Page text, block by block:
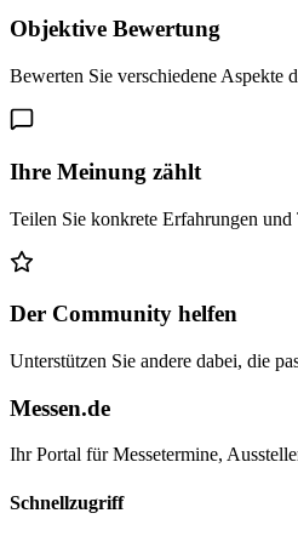
Objektive Bewertung
Bewerten Sie verschiedene Aspekte
Ihre Meinung zählt
Teilen Sie konkrete Erfahrungen
Der Community helfen
Unterstützen Sie andere dabei, die
Messen.de
Ihr Portal für Messetermine,
Schnellzugriff